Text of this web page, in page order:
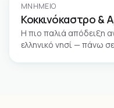
ΜΝΗΜΕΊΟ
Κοκκινόκαστρο &
Η πιο παλιά απόδειξη
ελληνικό νησί — πάνω